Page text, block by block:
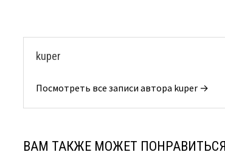
kuper
Посмотреть все записи автора kuper →
ВАМ ТАКЖЕ МОЖЕТ ПОНРАВИТЬСЯ